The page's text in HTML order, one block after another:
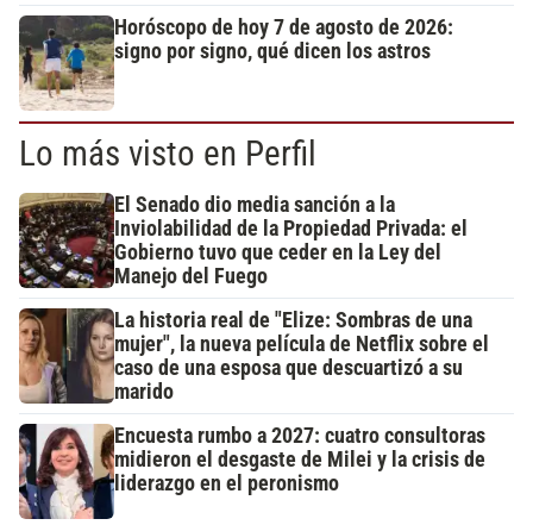
Horóscopo de hoy 7 de agosto de 2026:
signo por signo, qué dicen los astros
Lo más visto en Perfil
El Senado dio media sanción a la
Inviolabilidad de la Propiedad Privada: el
Gobierno tuvo que ceder en la Ley del
Manejo del Fuego
La historia real de "Elize: Sombras de una
mujer", la nueva película de Netflix sobre el
caso de una esposa que descuartizó a su
marido
Encuesta rumbo a 2027: cuatro consultoras
midieron el desgaste de Milei y la crisis de
liderazgo en el peronismo